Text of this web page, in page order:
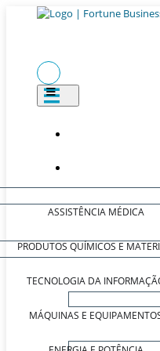
ASSISTÊNCIA MÉDICA
PRODUTOS QUÍMICOS E
TECNOLOGIA DA
MÁQUINAS E